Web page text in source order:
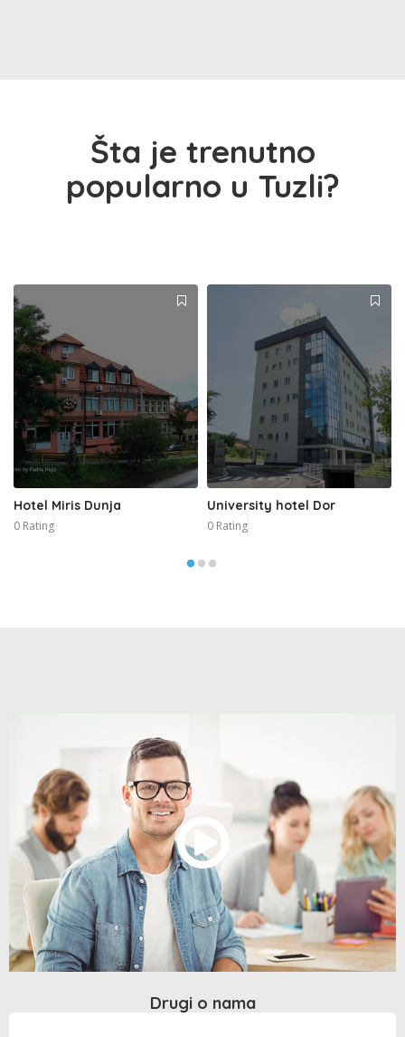
Šta je trenutno
popularno u Tuzli?
Hotel Miris Dunja
0 Rating
University hotel Dor
0 Rating
Drugi o nama